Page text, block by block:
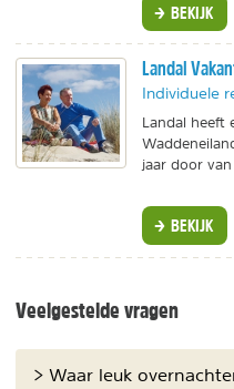
BEKIJK
Landal
Individuele
Landal
jaar door van
BEKIJK
Veelgestelde vragen
> Waar leuk